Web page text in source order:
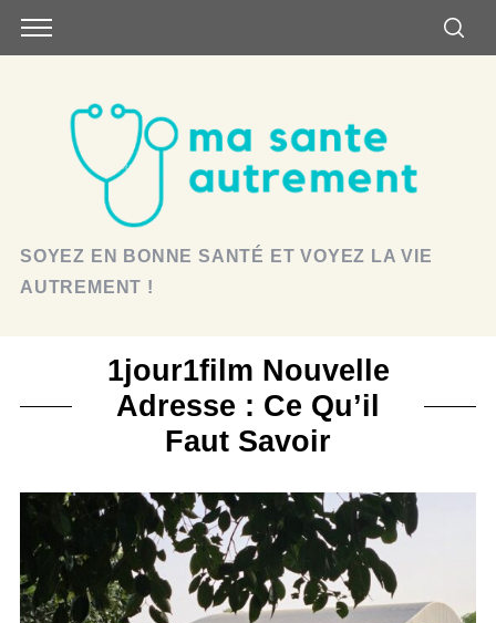
SOYEZ EN BONNE SANTÉ ET VOYEZ LA VIE
AUTREMENT !
1jour1film Nouvelle
Adresse : Ce Qu’il
Faut Savoir